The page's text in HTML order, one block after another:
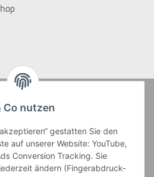
und Versand
Co nutzen
gestatten Sie den
auf unserer Website: YouTube,
Conversion Tracking. Sie
ändern (Fingerabdruck-